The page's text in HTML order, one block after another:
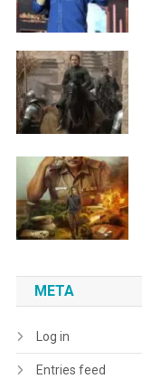
META
Log in
Entries feed